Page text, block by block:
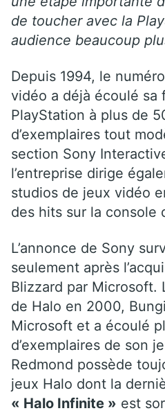
de toucher avec la
audience beaucoup
Depuis 1994, le
vidéo a déjà écoulé sa
PlayStation à plus de
d’exemplaires tout
section Sony
l’entreprise dirige
studios de jeux vidéo
des hits sur la console
L’annonce de Sony
seulement après
Blizzard par Microsoft.
de Halo en 2000,
Microsoft et a écoulé
d’exemplaires de son
Redmond possède
jeux Halo dont la
« Halo Infinite » est